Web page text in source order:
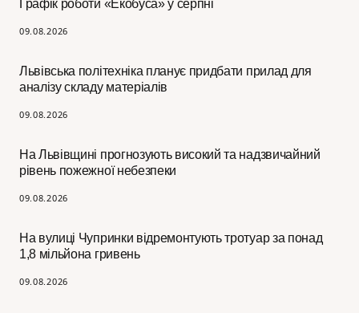
Графік роботи «Екобуса» у серпні
09.08.2026
Львівська політехніка планує придбати прилад для
аналізу складу матеріалів
09.08.2026
На Львівщині прогнозують високий та надзвичайний
рівень пожежної небезпеки
09.08.2026
На вулиці Чупринки відремонтують тротуар за понад
1,8 мільйона гривень
09.08.2026